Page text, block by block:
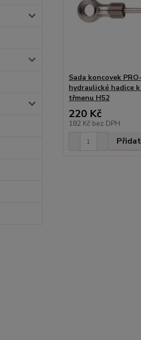
Sada koncovek
hydraulické hadice
třmenu H52
220 Kč
182 Kč bez DPH